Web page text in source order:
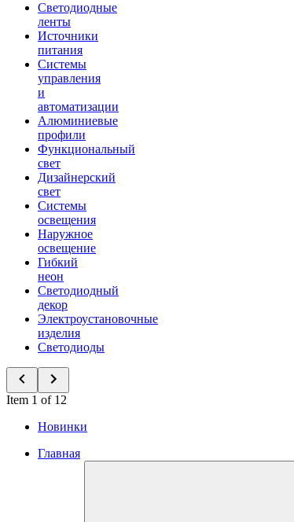
Светодиодные
ленты
Источники
питания
Системы
управления
и
автоматизации
Алюминиевые
профили
Функциональный
свет
Дизайнерский
свет
Системы
освещения
Наружное
освещение
Гибкий
неон
Светодиодный
декор
Электроустановочные
изделия
Светодиоды
Item 1 of 12
Новинки
Главная